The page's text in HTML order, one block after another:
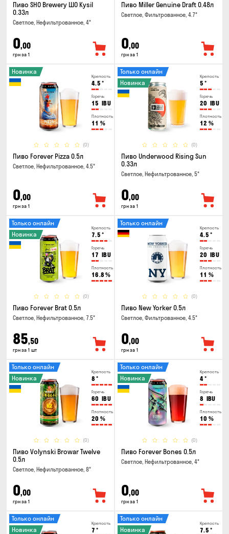
Пиво SHO Brewery ШО Kysil
0.33л
Светлое, Нефильтрованное, 4°
0,00
грн за 1
Пиво Miller Genuine Draft 0.48л
Светлое, Фильтрованное, 4.7°
0,00
грн за 1
Крепость
4.5 °
Горечь
15 IBU
Плотность
11 %
(0)
Новинка
Пиво Forever Pizza 0.5л
Светлое, Нефильтрованное, 4.5°
0,00
грн за 1
Крепость
5 °
Горечь
20 IBU
Плотность
12 %
(0)
Только онлайн
Новинка
Пиво Underwood Rising Sun
0.33л
Светлое, Нефильтрованное, 5°
0,00
грн за 1
Крепость
7.5 °
Горечь
17 IBU
Плотность
16.8 %
(0)
Только онлайн
Новинка
Пиво Forever Brat 0.5л
Светлое, Нефильтрованное, 7.5°
85,50
грн за 1 шт
Крепость
4.5 °
Горечь
20 IBU
Плотность
11 %
(0)
Только онлайн
Пиво New Yorker 0.5л
Светлое, Фильтрованное, 4.5°
0,00
грн за 1
Крепость
8 °
Горечь
60 IBU
Плотность
20 %
(0)
Только онлайн
Новинка
Пиво Volynski Browar Twelve
0.5л
Светлое, Нефильтрованное, 8°
0,00
грн за 1
Крепость
4°
Горечь
8 IBU
Плотность
10 %
(0)
Только онлайн
Новинка
Пиво Forever Bones 0.5л
Светлое, Нефильтрованное, 4°
0,00
грн за 1
Крепость
7 °
Только онлайн
Новинка
Крепость
7.5 °
Только онлайн
Новинка